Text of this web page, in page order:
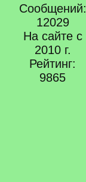
Сообщений:
12029
На сайте с
2010 г.
Рейтинг:
9865